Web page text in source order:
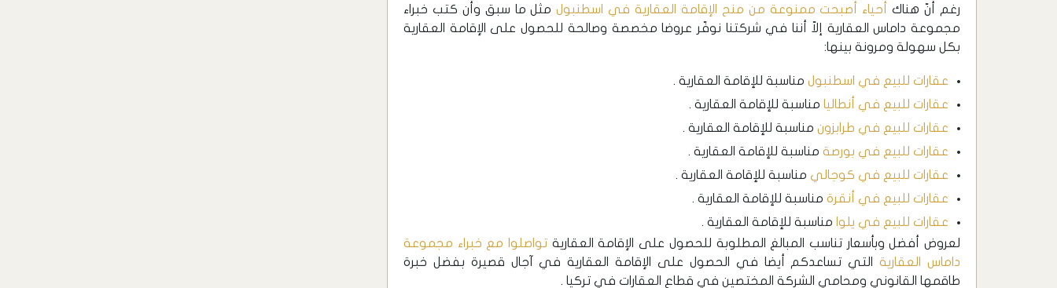
رغم أنّ هناك
أحياء أصبحت ممنوعة من منح الإقامة العقارية في اسطنبولمثل ما سبق وأن كتب خبراء
مجموعة داماس العقارية إلاّ أننا في شركتنا نوفّر عروضا مخصصة وصالحة للحصول على الإقامة العقارية
بكل سهولة ومرونة بينها:
عقارات للبيع في اسطنبول مناسبة للإقامة العقارية .
عقارات للبيع في أنطاليا مناسبة للإقامة العقارية .
عقارات للبيع في طرابزون مناسبة للإقامة العقارية .
عقارات للبيع في بورصة مناسبة للإقامة العقارية .
عقارات للبيع في كوجالي مناسبة للإقامة العقارية .
عقارات للبيع في أنقرة مناسبة للإقامة العقارية .
عقارات للبيع في يلوا مناسبة للإقامة العقارية .
لعروض أفضل وبأسعار تناسب المبالغ المطلوبة للحصول على الإقامة العقارية تواصلوا مع خبراء مجموعة
داماس العقاريةالتي تساعدكم أيضا في الحصول على الإقامة العقارية في آجال قصيرة بفضل خبرة
طاقمها القانوني ومحامي الشركة المختصين في قطاع العقارات في تركيا .